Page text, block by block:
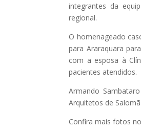
integrantes da
regional.
O homenageado
para Araraquara
com a esposa à
pacientes atendidos.
Armando
Arquitetos de
Confira mais fotos